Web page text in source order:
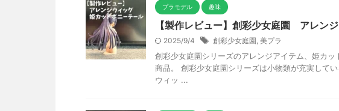
プラモデル 趣味
【製作レビュー】創彩少女庭園 アレン
2025/9/4 創彩少女庭園, 美プラ
創彩少女庭園シリーズのアレンジアイテム、姫カ
商品。 創彩少女庭園シリーズは小物類が充実して
ウィッ ...